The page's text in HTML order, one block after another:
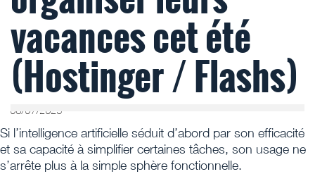
vacances cet été
(Hostinger / Flashs)
08/07/2025
Si l’intelligence artificielle séduit d’abord par son efficacité
et sa capacité à simplifier certaines tâches, son usage ne
s’arrête plus à la simple sphère fonctionnelle.